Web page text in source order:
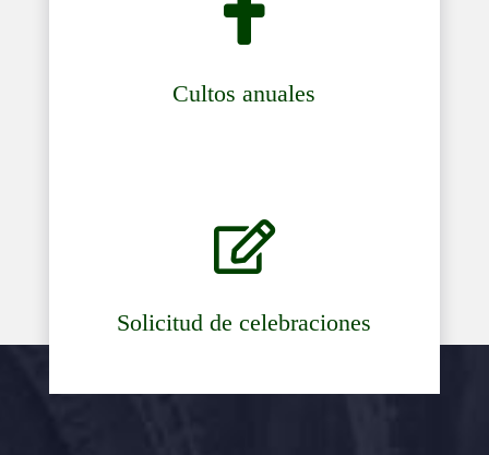

Cultos anuales

Solicitud de celebraciones